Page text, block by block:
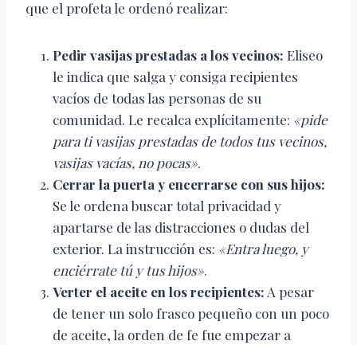
que el profeta le ordenó realizar:
Pedir vasijas prestadas a los vecinos: Eliseo
le indica que salga y consiga recipientes
vacíos de todas las personas de su
comunidad. Le recalca explícitamente: «pide
para ti vasijas prestadas de todos tus vecinos,
vasijas vacías, no pocas».
Cerrar la puerta y encerrarse con sus hijos:
Se le ordena buscar total privacidad y
apartarse de las distracciones o dudas del
exterior. La instrucción es: «Entra luego, y
enciérrate tú y tus hijos».
Verter el aceite en los recipientes: A pesar
de tener un solo frasco pequeño con un poco
de aceite, la orden de fe fue empezar a